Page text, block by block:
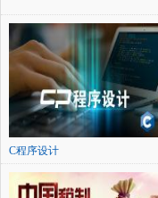
C程序设计